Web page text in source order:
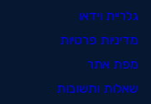
גלריית וידאו
מדיניות פרטיות
מפת אתר
שאלות ותשובות